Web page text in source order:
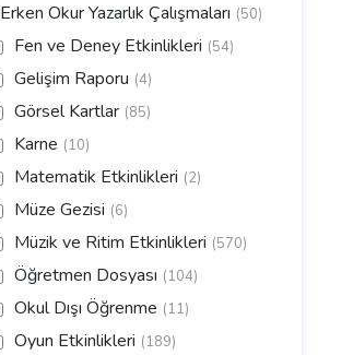
Erken Okur Yazarlık Çalışmaları (50)
Fen ve Deney Etkinlikleri (54)
Gelişim Raporu (4)
Görsel Kartlar (85)
Karne (10)
Matematik Etkinlikleri (2)
Müze Gezisi (6)
Müzik ve Ritim Etkinlikleri (570)
Öğretmen Dosyası (104)
Okul Dışı Öğrenme (11)
Oyun Etkinlikleri (189)